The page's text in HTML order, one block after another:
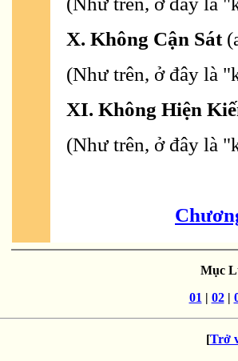
X. Không Cận Sát
(Như trên, ở đây là
XI. Không Hiện
(Như trên, ở đây là
Mục
01| 02|
[Trở